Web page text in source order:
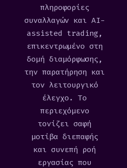
πληροφορίες
συναλλαγών και AI-
assisted trading,
επικεντρωμένο στη
δομή διαμόρφωσης,
την παρατήρηση και
τον λειτουργικό
έλεγχο. Το
περιεχόμενο
τονίζει σαφή
μοτίβα διεπαφής
και συνεπή ροή
εργασίας που